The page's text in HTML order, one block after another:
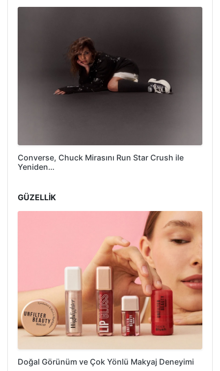
Converse, Chuck Mirasını Run Star Crush ile
Yeniden…
GÜZELLİK
Doğal Görünüm ve Çok Yönlü Makyaj Deneyimi